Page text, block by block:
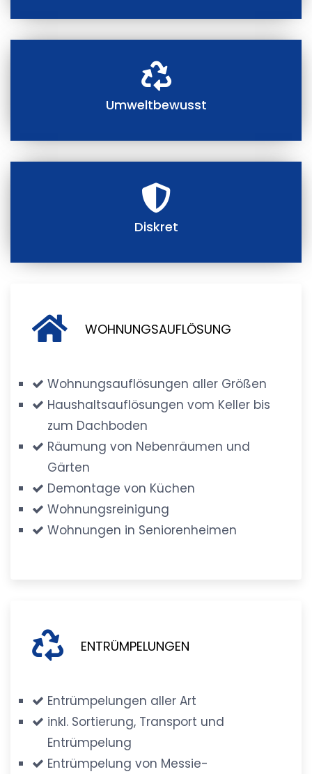
Umweltbewusst
Diskret
WOHNUNGSAUFLÖSUNG
Wohnungsauflösungen aller Größen
Haushaltsauflösungen vom Keller bis
zum Dachboden
Räumung von Nebenräumen und
Gärten
Demontage von Küchen
Wohnungsreinigung
Wohnungen in Seniorenheimen
ENTRÜMPELUNGEN
Entrümpelungen aller Art
inkl. Sortierung, Transport und
Entrümpelung
Entrümpelung von Messie-